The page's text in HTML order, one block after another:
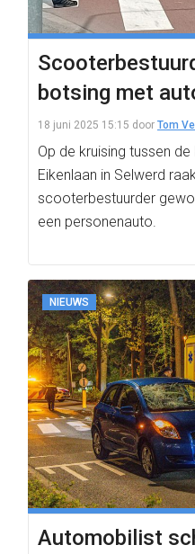
botsing met
18 juni 2025 15:15 door Tom
Op de kruising tussen
Eikenlaan in Selwerd
scooterbestuurder
een personenauto.
NIEUWS
Automobilist